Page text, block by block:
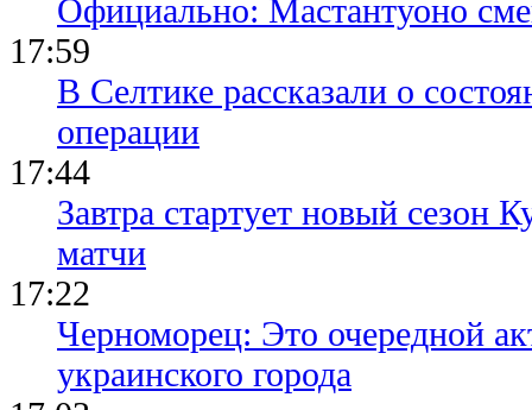
Официально: Мастантуоно
17:59
В Селтике рассказали о
операции
17:44
Завтра стартует новый сезон
матчи
17:22
Черноморец: Это очередной
украинского города